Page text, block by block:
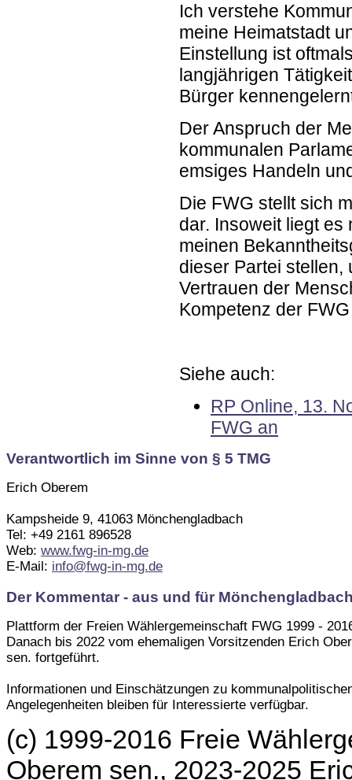
Ich verstehe
meine Heimatstadt
Einstellung ist
langjährigen
Bürger
Der Anspruch der
kommunalen
emsiges Handeln
Die FWG stellt sich
dar. Insoweit liegt
meinen
dieser Partei stellen,
Vertrauen der
Kompetenz der
Siehe auch:
RP Online, 13.
FWG an
Verantwortlich im Sinne von § 5 TMG
Erich Oberem
Kampsheide 9, 41063 Mönchengladbach
Tel: +49 2161 896528
Web: www.fwg-in-mg.de
E-Mail: info@fwg-in-mg.de
Der Kommentar - aus und für
Plattform der Freien Wählergemeinschaft FWG 1999 -
Danach bis 2022 vom ehemaligen Vorsitzenden Erich
sen. fortgeführt.
Informationen und Einschätzungen zu
Angelegenheiten bleiben für Interessierte verfügbar.
(c) 1999-2016 Freie
Oberem sen., 2023-2025